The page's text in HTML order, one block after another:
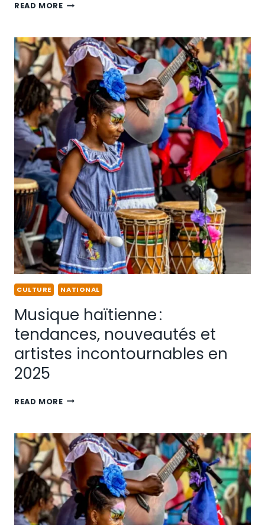
READ MORE
CULTURE NATIONAL
Musique haïtienne :
tendances, nouveautés et
artistes incontournables en
2025
READ MORE